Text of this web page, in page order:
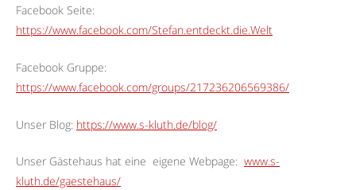
Facebook Seite:
https://www.facebook.com/Stefan.entdeckt.die.Welt
Facebook Gruppe:
https://www.facebook.com/groups/217236206569386/
Unser Blog: https://www.s-kluth.de/blog/
Unser Gästehaus hat eine eigene Webpage: www.s-
kluth.de/gaestehaus/